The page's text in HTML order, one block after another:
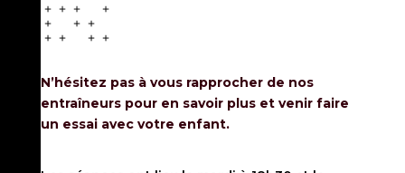
N’hésitez pas à vous rapprocher de nos
entraîneurs pour en savoir plus et venir faire
un essai avec votre enfant.